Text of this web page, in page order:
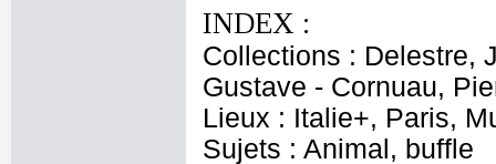
INDEX :
Collections : Delestre,
Gustave - Cornuau,
Lieux : Italie+, Paris,
Sujets : Animal, buffle